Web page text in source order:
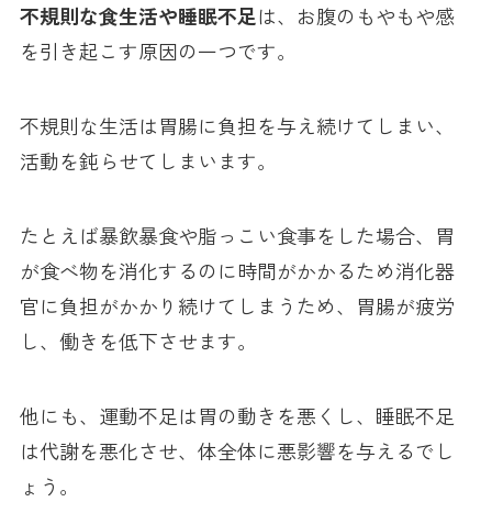
不規則な食生活や睡眠不足は、お腹のもやもや感
を引き起こす原因の一つです。
不規則な生活は胃腸に負担を与え続けてしまい、
活動を鈍らせてしまいます。
たとえば暴飲暴食や脂っこい食事をした場合、胃
が食べ物を消化するのに時間がかかるため消化器
官に負担がかかり続けてしまうため、胃腸が疲労
し、働きを低下させます。
他にも、運動不足は胃の動きを悪くし、睡眠不足
は代謝を悪化させ、体全体に悪影響を与えるでし
ょう。